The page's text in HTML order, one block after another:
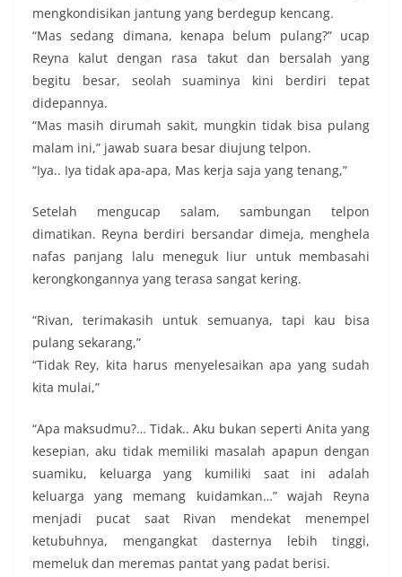
mengkondisikan jantung yang berdegup kencang.
“Mas sedang dimana, kenapa belum pulang?” ucap
Reyna kalut dengan rasa takut dan bersalah yang
begitu besar, seolah suaminya kini berdiri tepat
didepannya.
“Mas masih dirumah sakit, mungkin tidak bisa pulang
malam ini,” jawab suara besar diujung telpon.
“Iya.. Iya tidak apa-apa, Mas kerja saja yang tenang,”
Setelah mengucap salam, sambungan telpon
dimatikan. Reyna berdiri bersandar dimeja, menghela
nafas panjang lalu meneguk liur untuk membasahi
kerongkongannya yang terasa sangat kering.
“Rivan, terimakasih untuk semuanya, tapi kau bisa
pulang sekarang,”
“Tidak Rey, kita harus menyelesaikan apa yang sudah
kita mulai,”
“Apa maksudmu?… Tidak.. Aku bukan seperti Anita yang
kesepian, aku tidak memiliki masalah apapun dengan
suamiku, keluarga yang kumiliki saat ini adalah
keluarga yang memang kuidamkan…” wajah Reyna
menjadi pucat saat Rivan mendekat menempel
ketubuhnya, mengangkat dasternya lebih tinggi,
memeluk dan meremas pantat yang padat berisi.